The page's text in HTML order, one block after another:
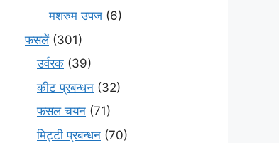
मशरुम उपज (6)
फसलें(301)
उर्वरक (39)
कीट प्रबन्धन (32)
फसल चयन (71)
मि‌ट्टी प्रबन्धन (70)